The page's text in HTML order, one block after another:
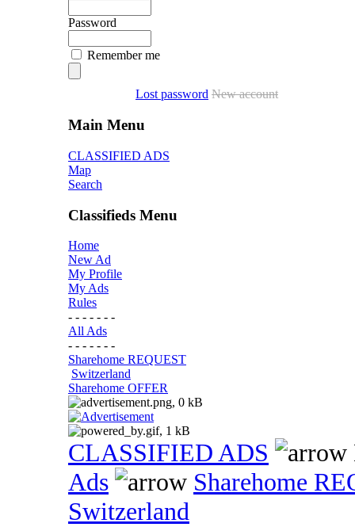
Password
Remember me
Lost password New account
Main Menu
CLASSIFIED ADS
Map
Search
Classifieds Menu
Home
New Ad
My Profile
My Ads
Rules
- - - - - - -
All Ads
- - - - - - -
Sharehome REQUEST
Switzerland
Sharehome OFFER
CLASSIFIED ADS
Ads
Sharehome
Switzerland